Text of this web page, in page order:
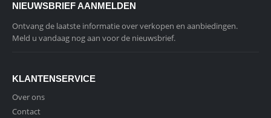
NIEUWSBRIEF AANMELDEN
Ontvang de laatste informatie over verkopen en aanbiedingen.
Meld u vandaag nog aan voor de nieuwsbrief.
KLANTENSERVICE
Over ons
Contact